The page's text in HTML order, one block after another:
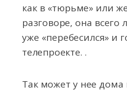
как в «тюрьме» или
разговоре, она
уже «перебесился» и
телепроекте. .
Так может у нее дома